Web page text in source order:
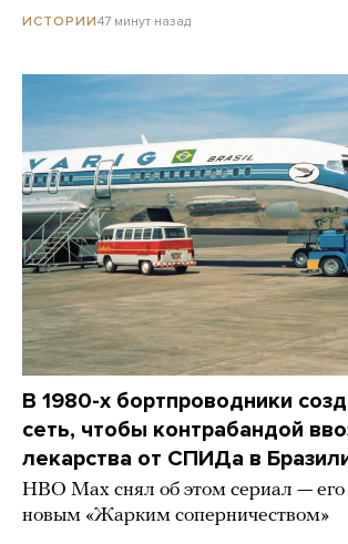
ИСТОРИИ47 минут назад
В 1980-х бортпроводники
сеть, чтобы контрабандой
лекарства от СПИДа в
HBO Max снял об этом сериал —
новым «Жарким соперничеством»